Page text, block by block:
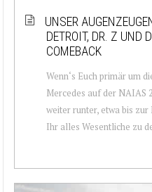
UNSER
DETROIT, DR. Z UND
OMEBACK
Wenn‘s Euch primär um
Mercedes auf der NAIAS
weiter runter, etwa bis
Ihr alles Wesentliche zu